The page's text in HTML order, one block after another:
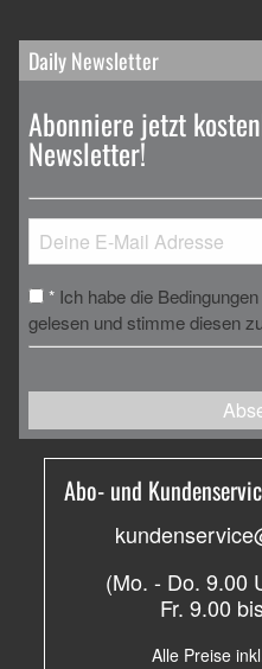
Daily Newsletter
Abonniere jetzt
Newsletter!
* Ich habe die
gelesen und stimme diesen
Abo- und
(Mo. - Do. 9.00
Fr. 9.00
Alle Preise